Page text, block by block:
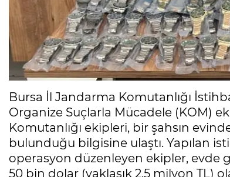
Bursa İl Jandarma Komutanlığı
Organize Suçlarla Mücadele (KOM)
Komutanlığı ekipleri, bir şahsın
bulunduğu bilgisine ulaştı. Yapılan
operasyon düzenleyen ekipler, evde
50 bin dolar (yaklaşık 2.5 milyon TL)